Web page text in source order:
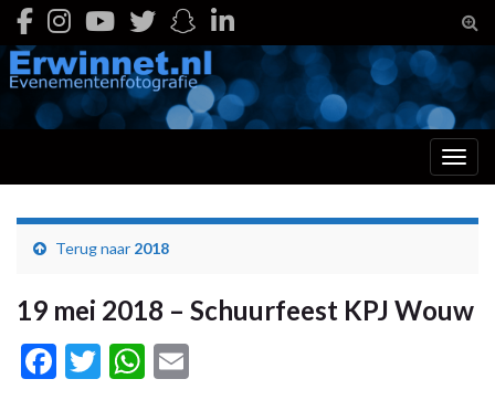
Terug naar 2018
19 mei 2018 – Schuurfeest KPJ Wouw
Facebook
TwitterWhatsApp